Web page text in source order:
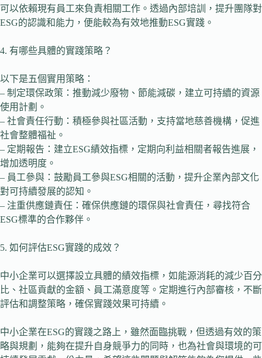
可以依賴現有員工來負責相關工作。透過內部培訓，提升團隊對
ESG的認識和能力，便能較為有效地推動ESG實踐。
4. 有哪些具體的實踐策略？
以下是五個實用策略：
– 制定環保政策：推動減少廢物、節能減碳，建立可持續的資源
使用計劃。
– 社會責任行動：積極參與社區活動，支持當地慈善機構，促進
社會整體福祉。
– 定期報告：建立ESG績效指標，定期向利益相關者報告進展，
增加透明度。
– 員工參與：鼓勵員工參與ESG相關的活動，提升企業內部文化
對可持續發展的認知。
– 注重供應鏈責任：確保供應鏈的環保與社會責任，尋找符合
ESG標準的合作夥伴。
5. 如何評估ESG實踐的成效？
中小企業可以選擇設立具體的績效指標，如能源消耗的減少百分
比、社區貢獻的金額、員工滿意度等。定期進行內部審核，不斷
評估和調整策略，確保實踐效果可持續。
中小企業在ESG的實踐之路上，雖然面臨挑戰，但透過有效的策
略與規劃，能夠在提升自身競爭力的同時，也為社會與環境的可